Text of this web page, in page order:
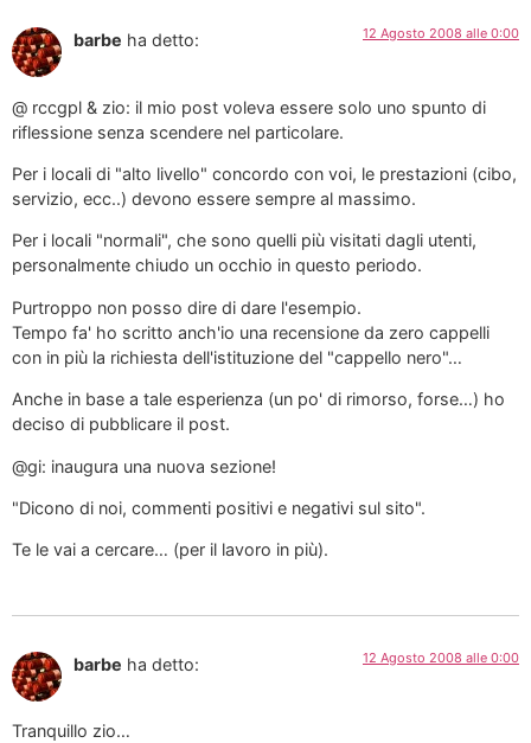
barbe ha detto: 12 Agosto 2008 alle 0:00
@ rccgpl & zio: il mio post voleva essere solo uno spunto di
riflessione senza scendere nel particolare.
Per i locali di "alto livello" concordo con voi, le prestazioni (cibo,
servizio, ecc..) devono essere sempre al massimo.
Per i locali "normali", che sono quelli più visitati dagli utenti,
personalmente chiudo un occhio in questo periodo.
Purtroppo non posso dire di dare l'esempio.
Tempo fa' ho scritto anch'io una recensione da zero cappelli
con in più la richiesta dell'istituzione del "cappello nero"…
Anche in base a tale esperienza (un po' di rimorso, forse…) ho
deciso di pubblicare il post.
@gi: inaugura una nuova sezione!
"Dicono di noi, commenti positivi e negativi sul sito".
Te le vai a cercare… (per il lavoro in più).
barbe ha detto: 12 Agosto 2008 alle 0:00
Tranquillo zio…